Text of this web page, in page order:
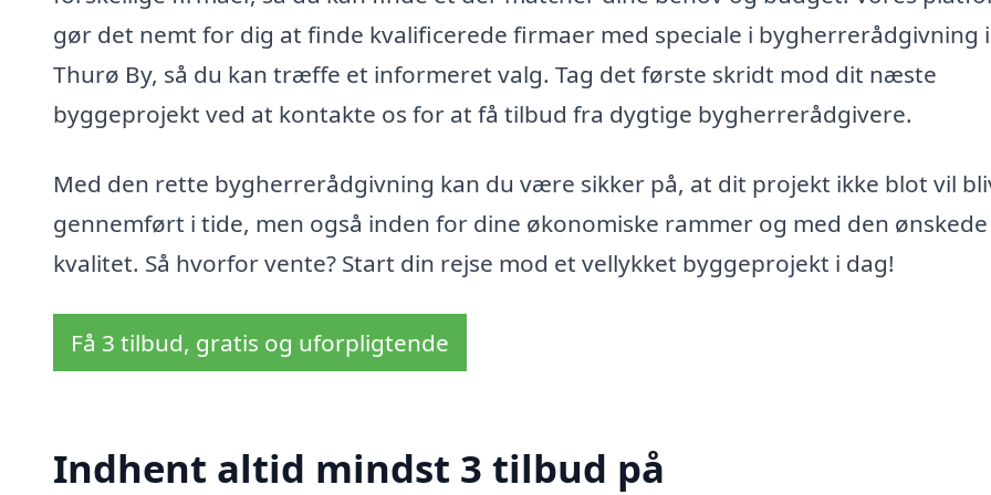
gør det nemt for dig at finde kvalificerede firmaer med speciale i bygherrerådgivning i
Thurø By, så du kan træffe et informeret valg. Tag det første skridt mod dit næste
byggeprojekt ved at kontakte os for at få tilbud fra dygtige bygherrerådgivere.
Med den rette bygherrerådgivning kan du være sikker på, at dit projekt ikke blot vil
gennemført i tide, men også inden for dine økonomiske rammer og med den ønskede
kvalitet. Så hvorfor vente? Start din rejse mod et vellykket byggeprojekt i dag!
Få 3 tilbud, gratis og uforpligtende
Indhent altid mindst 3 tilbud på